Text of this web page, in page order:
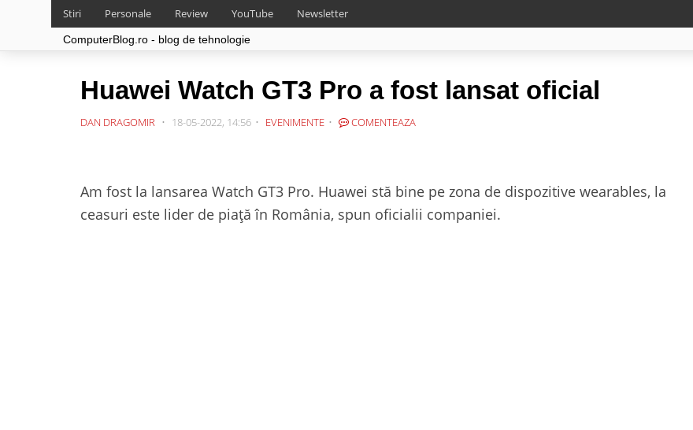
Stiri Personale Review YouTube Newsletter
ComputerBlog.ro - blog de tehnologie
Huawei Watch GT3 Pro a fost lansat oficial
DAN DRAGOMIR 18-05-2022, 14:56 EVENIMENTE COMENTEAZA
Am fost la lansarea Watch GT3 Pro. Huawei stă bine pe zona de dispozitive wearables, la
ceasuri este lider de piață în România, spun oficialii companiei.